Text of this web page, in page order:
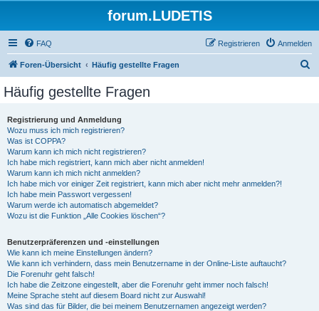
forum.LUDETIS
FAQ Anmelden
Registrieren
Foren-Übersicht Häufig gestellte Fragen
Häufig gestellte Fragen
Registrierung und Anmeldung
Wozu muss ich mich registrieren?
Was ist COPPA?
Warum kann ich mich nicht registrieren?
Ich habe mich registriert, kann mich aber nicht anmelden!
Warum kann ich mich nicht anmelden?
Ich habe mich vor einiger Zeit registriert, kann mich aber nicht mehr anmelden?!
Ich habe mein Passwort vergessen!
Warum werde ich automatisch abgemeldet?
Wozu ist die Funktion „Alle Cookies löschen“?
Benutzerpräferenzen und -einstellungen
Wie kann ich meine Einstellungen ändern?
Wie kann ich verhindern, dass mein Benutzername in der Online-Liste auftaucht?
Die Forenuhr geht falsch!
Ich habe die Zeitzone eingestellt, aber die Forenuhr geht immer noch falsch!
Meine Sprache steht auf diesem Board nicht zur Auswahl!
Was sind das für Bilder, die bei meinem Benutzernamen angezeigt werden?